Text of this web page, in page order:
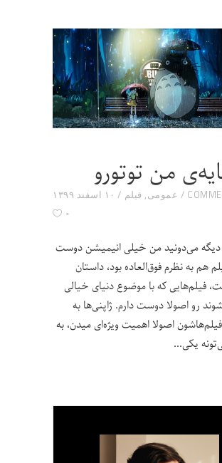
من توتورو
۱۰ اسفند ۱۳۹۹ عمومی, فیلم
۰
می‌دونید من خیلی انیمیشن دوست
هم به نظرم فوق‌العاده بود، داستان
فیلم‌هایی که با موضوع دنیای خیالی
رو اصولا دوست دارم. ژاپنی‌ها به
اصولا اهمیت ویژه‌ای میدن، به
یکی